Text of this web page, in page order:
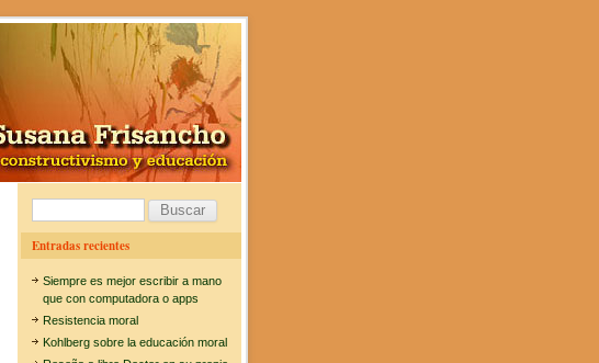
u
a
Entradas recientes
Siempre es mejor escribir a mano
que con computadora o apps
Resistencia moral
Kohlberg sobre la educación moral